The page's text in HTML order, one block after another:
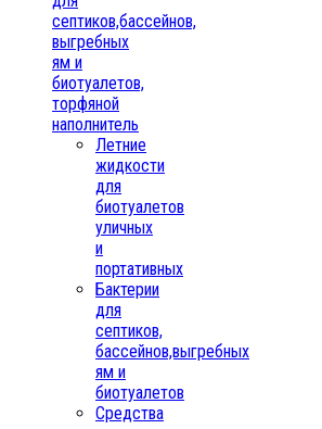
септиков,бассейнов,
выгребных
ям и
биотуалетов,
торфяной
наполнитель
Летние
жидкости
для
биотуалетов
уличных
и
портативных
Бактерии
для
септиков,
бассейнов,выгребных
ям и
биотуалетов
Средства